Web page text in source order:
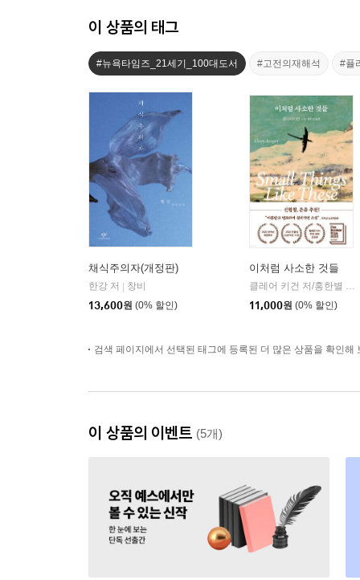
이 상품의 태그
#뉴욕타임즈_21세기_100대도서 #고전의재해석 #퓰
채식주의자(개정판)
한강 저
창비
13,600원 (0% 할인)
이처럼 사소한 것들
클레어 키건 저/홍한별 역
11,000원 (0% 할인)
검색 페이지에서 선택된 태그에 등록된 더 많은 상품을 확인해
이 상품의 이벤트 (5개)